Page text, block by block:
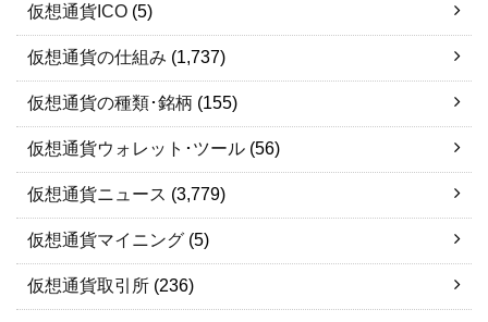
仮想通貨ICO (5)
仮想通貨の仕組み (1,737)
仮想通貨の種類･銘柄 (155)
仮想通貨ウォレット･ツール (56)
仮想通貨ニュース (3,779)
仮想通貨マイニング (5)
仮想通貨取引所 (236)